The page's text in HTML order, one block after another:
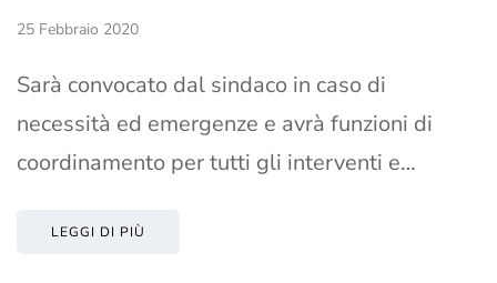
25 Febbraio 2020
Sarà convocato dal sindaco in caso di
necessità ed emergenze e avrà funzioni di
coordinamento per tutti gli interventi e…
LEGGI DI PIÙ